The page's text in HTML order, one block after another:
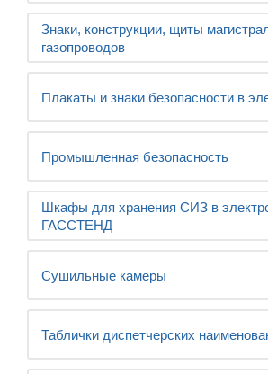
Знаки, конструкции, щиты
газопроводов
Плакаты и знаки безопасности в
Промышленная безопасность
Шкафы для хранения СИЗ в
ГАССТЕНД
Сушильные камеры
Таблички диспетчерских